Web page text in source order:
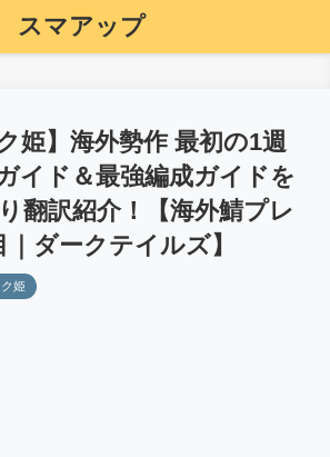
スマアップ
ク姫】海外勢作 最初の1週
イド＆最強編成ガイドを
翻訳紹介！【海外鯖プレ
｜ダークテイルズ】
姫